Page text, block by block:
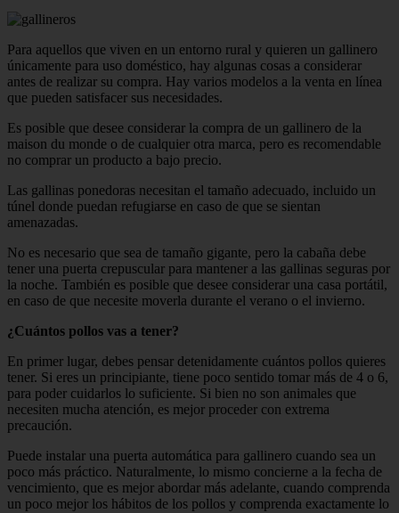
Para aquellos que viven en un entorno rural y quieren un gallinero
únicamente para uso doméstico, hay algunas cosas a considerar
antes de realizar su compra. Hay varios modelos a la venta en línea
que pueden satisfacer sus necesidades.
Es posible que desee considerar la compra de un gallinero de la
maison du monde o de cualquier otra marca, pero es recomendable
no comprar un producto a bajo precio.
Las gallinas ponedoras necesitan el tamaño adecuado, incluido un
túnel donde puedan refugiarse en caso de que se sientan
amenazadas.
No es necesario que sea de tamaño gigante, pero la cabaña debe
tener una puerta crepuscular para mantener a las gallinas seguras por
la noche. También es posible que desee considerar una casa portátil,
en caso de que necesite moverla durante el verano o el invierno.
¿Cuántos pollos vas a tener?
En primer lugar, debes pensar detenidamente cuántos pollos quieres
tener. Si eres un principiante, tiene poco sentido tomar más de 4 o 6,
para poder cuidarlos lo suficiente. Si bien no son animales que
necesiten mucha atención, es mejor proceder con extrema
precaución.
Puede instalar una puerta automática para gallinero cuando sea un
poco más práctico. Naturalmente, lo mismo concierne a la fecha de
vencimiento, que es mejor abordar más adelante, cuando comprenda
un poco mejor los hábitos de los pollos y comprenda exactamente lo